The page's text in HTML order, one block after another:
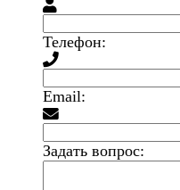
Телефон:
Email:
Задать вопрос: